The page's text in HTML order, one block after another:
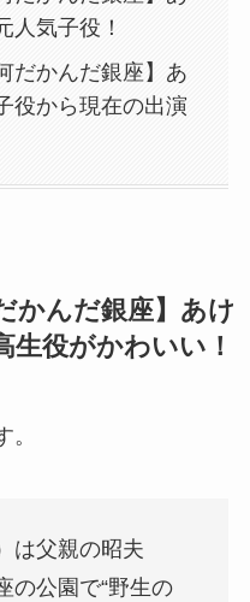
人気子役！
だかんだ銀座】あ
役から現在の出演
かんだ銀座】あけ
生役がかわいい！
は父親の昭夫
の公園で“野生の